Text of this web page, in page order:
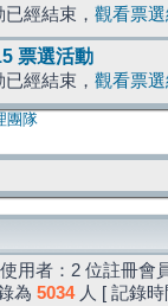
經結束， 觀看票
票選活動
經結束， 觀看票
團隊
用者：2 位註冊會
為 5034人 [ 記錄時